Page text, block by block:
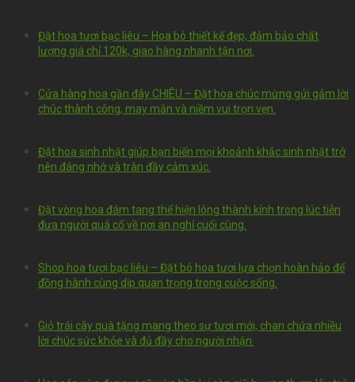
Đặt hoa tươi bạc liêu – Hoa bó thiết kế đẹp, đảm bảo chất
lượng giá chỉ 120k, giao hàng nhanh tận nơi.
Cửa hàng hoa gần đây CHIÊU – Đặt hoa chúc mừng gửi gắm lời
chúc thành công, may mắn và niềm vui trọn vẹn.
Đặt hoa sinh nhật giúp bạn biến mọi khoảnh khắc sinh nhật trở
nên đáng nhớ và tràn đầy cảm xúc.
Đặt vòng hoa đám tang thể hiện lòng thành kính trong lúc tiễn
đưa người quá cố về nơi an nghỉ cuối cùng.
Shop hoa tươi bạc liêu – Đặt bó hoa tươi lựa chọn hoàn hảo để
đồng hành cùng dịp quan trọng trong cuộc sống.
Giỏ trái cây quà tặng mang theo sự tươi mới, chan chứa nhiều
lời chúc sức khỏe và đủ đầy cho người nhận.